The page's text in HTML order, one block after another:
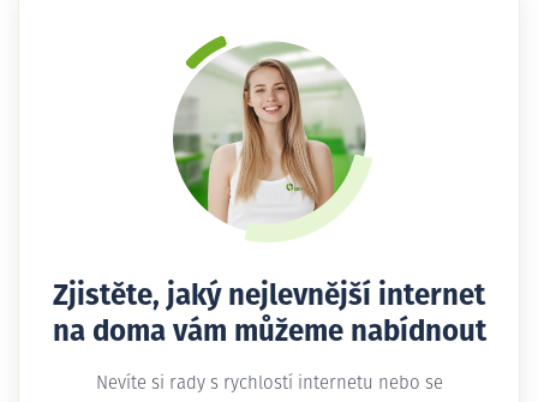
Zjistěte, jaký nejlevnější internet
na doma vám můžeme nabídnout
Nevíte si rady s rychlostí internetu nebo se